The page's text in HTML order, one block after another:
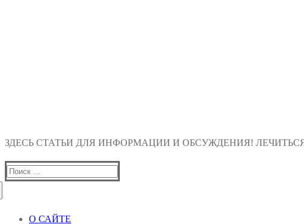
ЗДЕСЬ СТАТЬИ ДЛЯ ИНФОРМАЦИИ И ОБСУЖДЕНИЯ!
Найти:
О САЙТЕ